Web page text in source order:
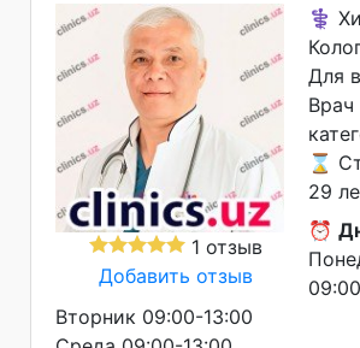
1 отзыв
Добавить отзыв
⚕️
Для
⌛
29
⏰
Вторник 09:00-13:00